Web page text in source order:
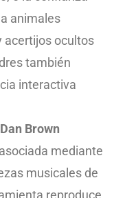
animales
acertijos ocultos
también
interactiva
Brown
mediante
musicales de
reproduce